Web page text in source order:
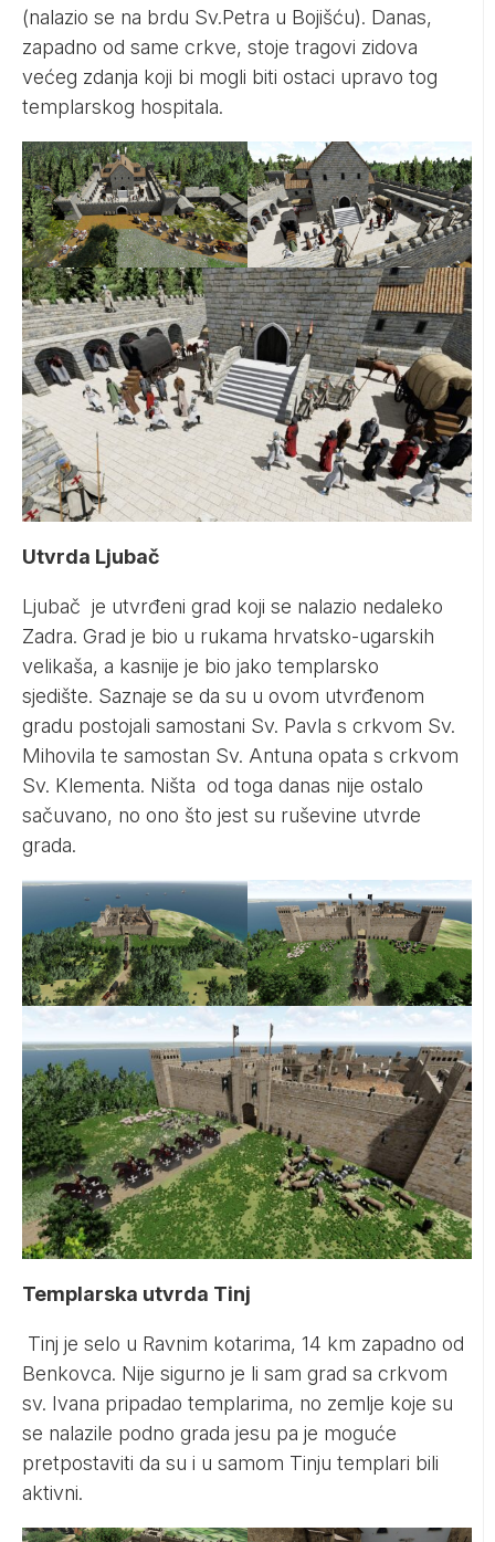
(nalazio se na brdu Sv.Petra u Bojišću). Danas,
zapadno od same crkve, stoje tragovi zidova
većeg zdanja koji bi mogli biti ostaci upravo tog
templarskog hospitala.
Utvrda Ljubač
Ljubač je utvrđeni grad koji se nalazio nedaleko
Zadra. Grad je bio u rukama hrvatsko-ugarskih
velikaša, a kasnije je bio jako templarsko
sjedište. Saznaje se da su u ovom utvrđenom
gradu postojali samostani Sv. Pavla s crkvom Sv.
Mihovila te samostan Sv. Antuna opata s crkvom
Sv. Klementa. Ništa od toga danas nije ostalo
sačuvano, no ono što jest su ruševine utvrde
grada.
Templarska utvrda Tinj
Tinj je selo u Ravnim kotarima, 14 km zapadno od
Benkovca. Nije sigurno je li sam grad sa crkvom
sv. Ivana pripadao templarima, no zemlje koje su
se nalazile podno grada jesu pa je moguće
pretpostaviti da su i u samom Tinju templari bili
aktivni.